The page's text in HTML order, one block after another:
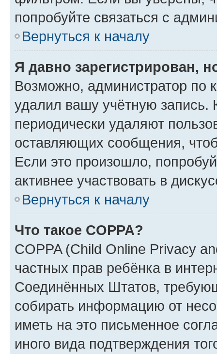
попробуйте связаться с
Вернуться к началу
Я давно зарегистрирован,
Возможно, администратор по
удалил вашу учётную запись.
периодически удаляют
оставляющих сообщения,
Если это произошло,
активнее участвовать в
Вернуться к началу
Что такое COPPA?
COPPA (Child Online Privacy
частных прав ребёнка в
Соединённых Штатов,
собирать информацию от
иметь на это письменное
иного вида подтверждения